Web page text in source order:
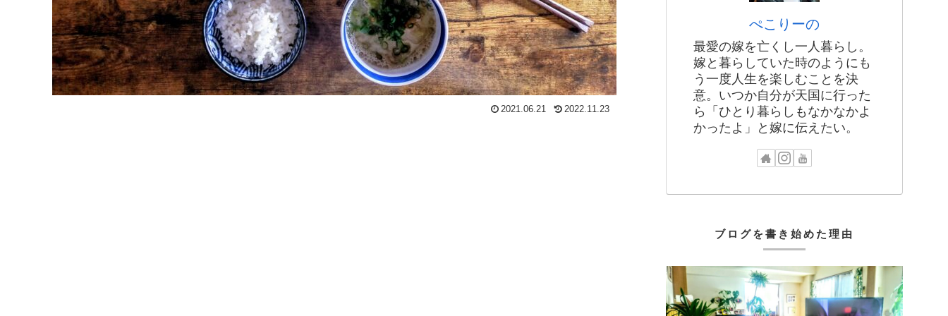
2021.06.21 2022.11.23
ぺこりーの
最愛の嫁を亡くし一人暮らし。
嫁と暮らしていた時のようにも
う一度人生を楽しむことを決
意。いつか自分が天国に行った
ら「ひとり暮らしもなかなかよ
かったよ」と嫁に伝えたい。
ブログを書き始めた理由